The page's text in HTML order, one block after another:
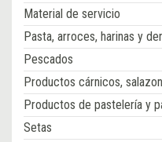
Material de servicio
Pasta, arroces, harinas y
Pescados
Productos cárnicos,
Productos de pastelería y
Setas